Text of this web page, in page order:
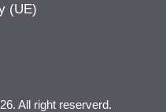
(UE)
All right reserverd.